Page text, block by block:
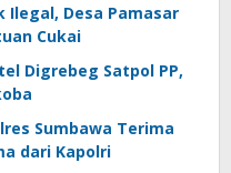
Ilegal, Desa Pamasar
Cukai
Digrebeg Satpol PP,
Sumbawa Terima
dari Kapolri